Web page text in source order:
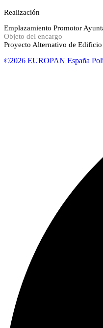
Realización
Emplazamiento Promotor
Objeto del encargo
Proyecto Alternativo de Edificio
©2026 EUROPAN España